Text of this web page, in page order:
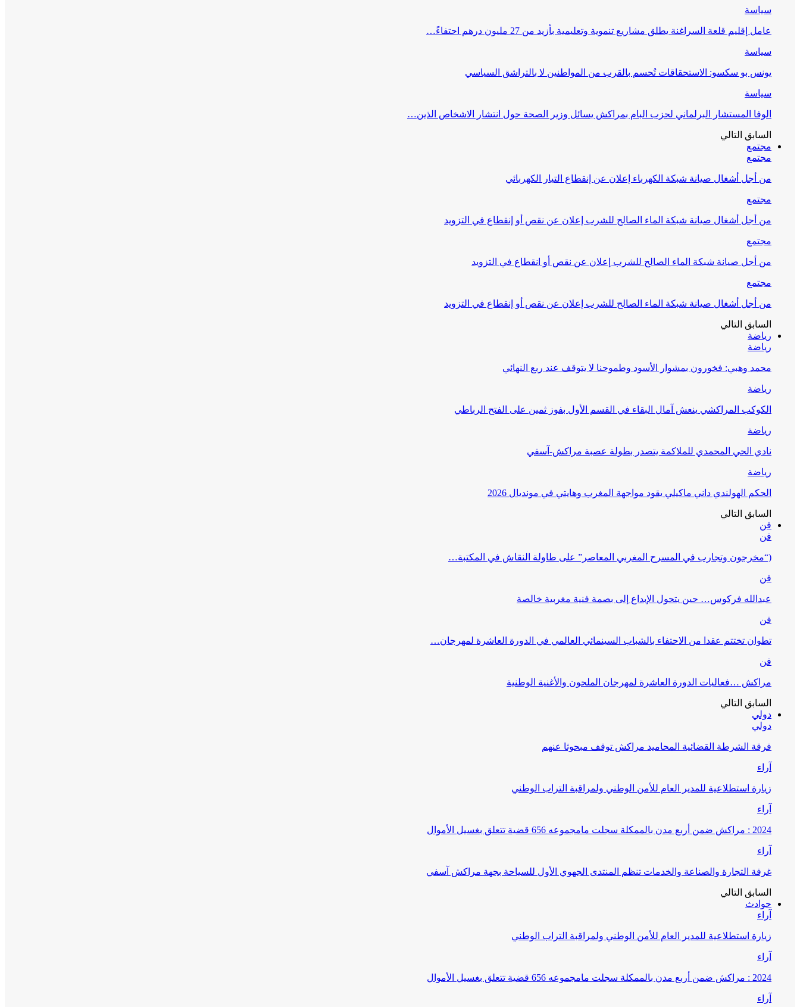
سياسة
عامل إقليم قلعة السراغنة يطلق مشاريع تنموية وتعليمية بأزيد من 27 مليون درهم احتفاءً…
سياسة
يونس بو سكسو: الاستحقاقات تُحسم بالقرب من المواطنين لا بالتراشق السياسي
سياسة
الوفا المستشار البرلماني لحزب البام بمراكش يسائل وزير الصحة حول انتشار الاشخاص الذين…
السابق التالي
مجتمع
مجتمع
من أجل أشغال صيانة شبكة الكهرباء إعلان عن إنقطاع التيار الكهربائي
مجتمع
من أجل أشغال صيانة شبكة الماء الصالح للشرب إعلان عن نقص أو إنقطاع في التزويد
مجتمع
من أجل صيانة شبكة الماء الصالح للشرب إعلان عن نقص أو انقطاع في التزويد
مجتمع
من أجل أشغال صيانة شبكة الماء الصالح للشرب إعلان عن نقص أو إنقطاع في التزويد
السابق التالي
رياضة
رياضة
محمد وهبي: فخورون بمشوار الأسود وطموحنا لا يتوقف عند ربع النهائي
رياضة
الكوكب المراكشي ينعش آمال البقاء في القسم الأول بفوز ثمين على الفتح الرباطي
رياضة
نادي الحي المحمدي للملاكمة يتصدر بطولة عصبة مراكش-آسفي
رياضة
الحكم الهولندي داني ماكيلي يقود مواجهة المغرب وهايتي في مونديال 2026
السابق التالي
فن
فن
(“مخرجون وتجارب في المسرح المغربي المعاصر” على طاولة النقاش في المكتبة…
فن
عبدالله فركوس… حين يتحول الإبداع إلى بصمة فنية مغربية خالصة
فن
تطوان تختتم عقدا من الاحتفاء بالشباب السينمائي العالمي في الدورة العاشرة لمهرجان…
فن
مراكش …فعاليات الدورة العاشرة لمهرجان الملحون والأغنية الوطنية
السابق التالي
دولي
دولي
فرقة الشرطة القضائية المحاميد مراكش توقف مبحوثا عنهم
آراء
زيارة استطلاعية للمدير العام للأمن الوطني ولمراقبة التراب الوطني
آراء
2024 : مراكش ضمن أربع مدن بالممكلة سجلت مامجموعه 656 قضية تتعلق بغسيل الأموال
آراء
غرفة التجارة والصناعة والخدمات تنظم المنتدى الجهوي الأول للسياحة بجهة مراكش آسفي
السابق التالي
حوادث
آراء
زيارة استطلاعية للمدير العام للأمن الوطني ولمراقبة التراب الوطني
آراء
2024 : مراكش ضمن أربع مدن بالممكلة سجلت مامجموعه 656 قضية تتعلق بغسيل الأموال
آراء